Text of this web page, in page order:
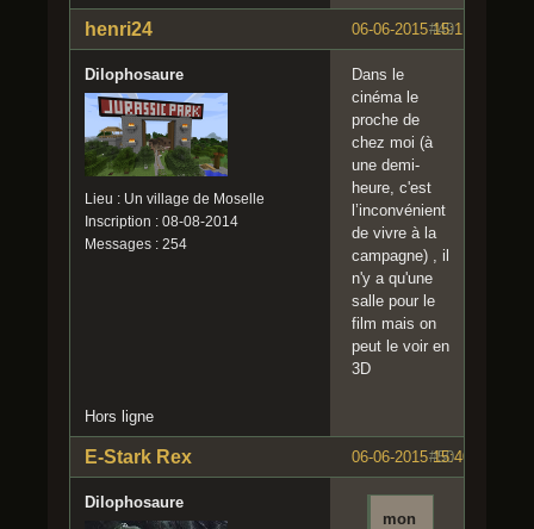
#49
06-06-2015 15:11:33
henri24
Dilophosaure
Lieu : Un village de Moselle
Inscription : 08-08-2014
Messages : 254
Dans le
cinéma le
proche de
chez moi (à
une demi-
heure, c'est
l’inconvénient
de vivre à la
campagne) , il
n'y a qu'une
salle pour le
film mais on
peut le voir en
3D
Hors ligne
#50
06-06-2015 15:40:05
E-Stark Rex
Dilophosaure
mon